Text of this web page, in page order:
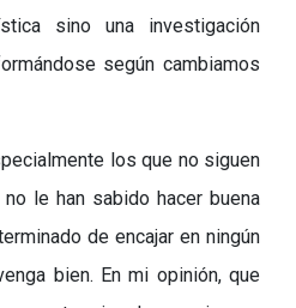
sino una investigación
según cambiamos
los que no siguen
le han sabido hacer buena
de encajar en ningún
bien. En mi opinión, que